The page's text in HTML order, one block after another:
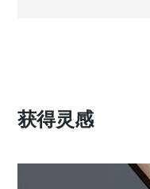
获得灵感